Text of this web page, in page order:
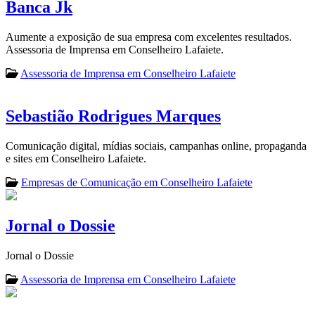
Banca Jk
Aumente a exposição de sua empresa com excelentes resultados.
Assessoria de Imprensa em Conselheiro Lafaiete.
Assessoria de Imprensa em Conselheiro Lafaiete
Sebastião Rodrigues Marques
Comunicação digital, mídias sociais, campanhas online, propaganda
e sites em Conselheiro Lafaiete.
Empresas de Comunicação em Conselheiro Lafaiete
Jornal o Dossie
Jornal o Dossie
Assessoria de Imprensa em Conselheiro Lafaiete